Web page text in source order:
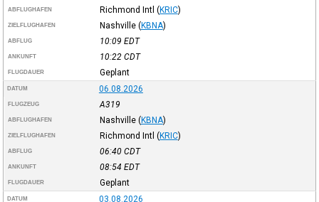
ABFLUGHAFEN Richmond Intl (KRIC)
ZIELFLUGHAFEN Nashville (KBNA)
ABFLUG 10:09 EDT
ANKUNFT 10:22 CDT
FLUGDAUER Geplant
DATUM 06.08.2026
FLUGZEUG A319
ABFLUGHAFEN Nashville (KBNA)
ZIELFLUGHAFEN Richmond Intl (KRIC)
ABFLUG 06:40 CDT
ANKUNFT 08:54 EDT
FLUGDAUER Geplant
DATUM 03.08.2026